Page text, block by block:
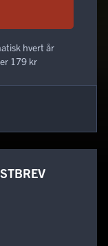
hvert år
179 kr